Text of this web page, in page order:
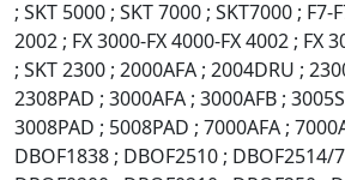
; SKT 5000 ; SKT 7000 ; SKT7000 ; F7-
2002 ; FX 3000-FX 4000-FX 4002 ; FX
; SKT 2300 ; 2000AFA ; 2004DRU ;
2308PAD ; 3000AFA ; 3000AFB ;
3008PAD ; 5008PAD ; 7000AFA ;
DBOF1838 ; DBOF2510 ; DBOF2514/